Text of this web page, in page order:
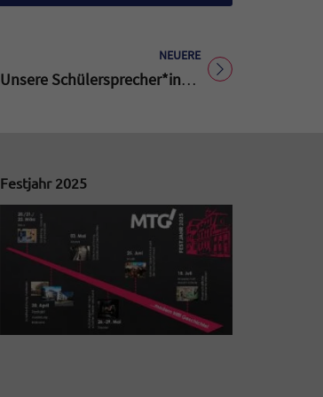
NEUERE
Titel für Beitrag
Unsere Schülersprecher*innen 2023/24
Festjahr 2025